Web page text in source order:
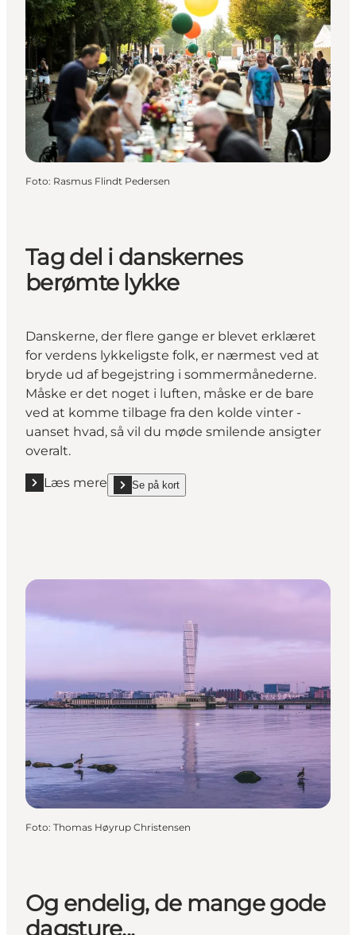
Foto: Rasmus Flindt Pedersen
Tag del i danskernes
berømte lykke
Danskerne, der flere gange er blevet erklæret
for verdens lykkeligste folk, er nærmest ved at
bryde ud af begejstring i sommermånederne.
Måske er det noget i luften, måske er de bare
ved at komme tilbage fra den kolde vinter -
uanset hvad, så vil du møde smilende ansigter
overalt.
Læs mere
Læs mere "Tag del i danskernes berømte lykke"
Se på kort
show Tag del i danskernes berømte lykke on_map
Foto: Thomas Høyrup Christensen
Og endelig, de mange gode
dagsture...